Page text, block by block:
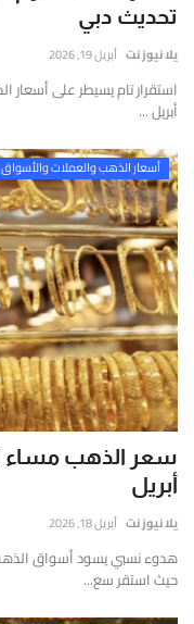
تقارير
دقيقة
وموثوقة
مستندة
التحليل
العميق
والتحقق
الفوري
من
المصادر
والأرقام
الحية.
تحديث دبي
يلا نيوز نت أبريل 19, 2026
أبريل ...
أسعار الذهب والعملات والأسواق
أبريل
يلا نيوز نت أبريل 18, 2026
حيث استقر سع...